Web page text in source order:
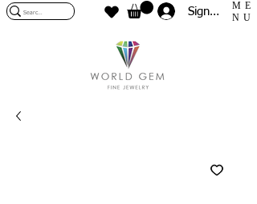
Sign In
ME
NU